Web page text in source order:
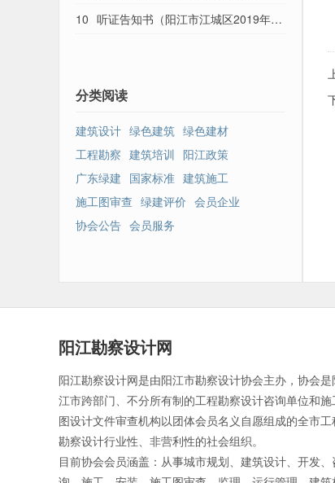
2021年度阳江市绿色建筑、装配式建筑发
10 听证告知书（阳江市江城区2019年度
分类阅读
建筑设计 绿色建筑 绿色建材
工程勘察 建筑培训 阳江政策
广东绿建 国家标准 建筑施工
施工图审查 绿建评价 会员企业
协会公告 会员服务
阳江勘察设计网
阳江勘察设计网是由阳江市勘察设计协会主办，协会是
江市跨部门、不分所有制的工程勘察设计咨询单位和施
图设计文件审查机构以团体会员名义自愿组成的全市工
勘察设计行业性、非营利性的社会组织。
目前协会会员涵盖：从事城市规划、建筑设计、开发、